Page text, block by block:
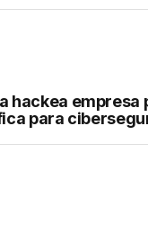
hackea empresa
para